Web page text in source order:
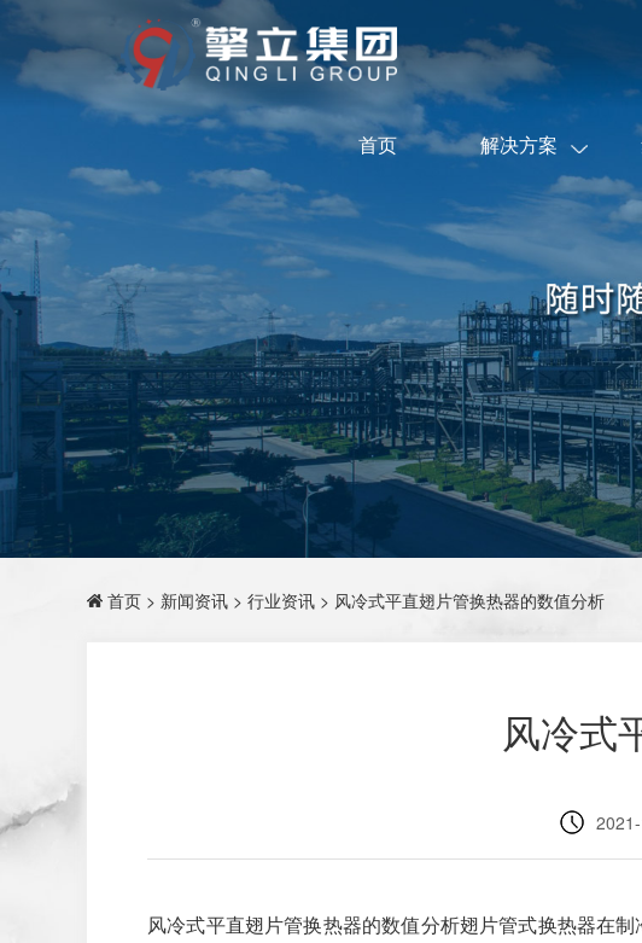
首页 解决方案
首页 > 新闻资讯 > 行业资讯 > 风冷式平直翅片管换热器的数值分析
风冷式
风冷式平直翅片管换热器的数值分析翅片管式换热器在